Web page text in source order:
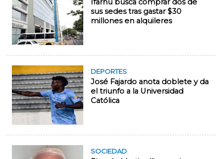
Ifarhu busca comprar dos de
sus sedes tras gastar $30
millones en alquileres
DEPORTES
José Fajardo anota doblete y da
el triunfo a la Universidad
Católica
SOCIEDAD